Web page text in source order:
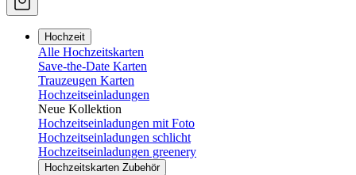
Hochzeit
Alle Hochzeitskarten
Save-the-Date Karten
Trauzeugen Karten
Hochzeitseinladungen
Neue Kollektion
Hochzeitseinladungen mit Foto
Hochzeitseinladungen schlicht
Hochzeitseinladungen greenery
Hochzeitskarten Zubehör